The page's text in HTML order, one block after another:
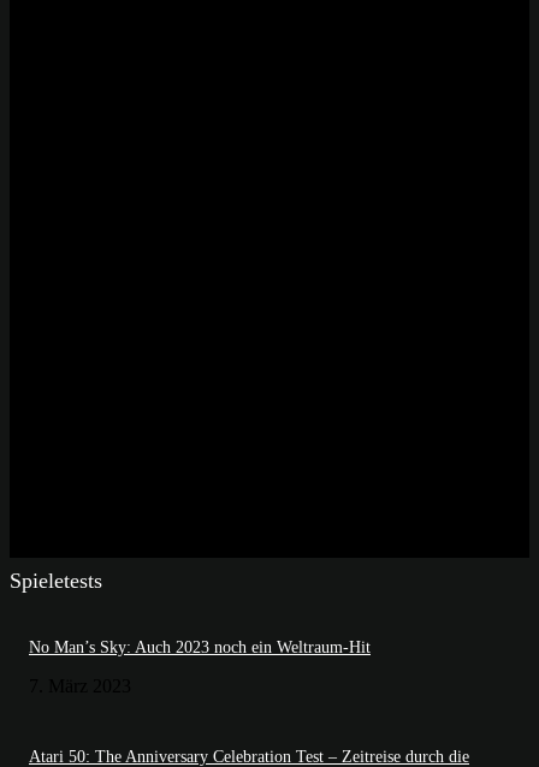
Spieletests
No Man’s Sky: Auch 2023 noch ein Weltraum-Hit
Atari 50: The Anniversary Celebration Test – Zeitreise durch die